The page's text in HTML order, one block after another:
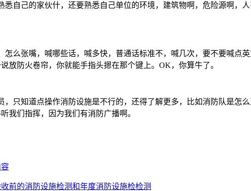
悉自己的家伙什，还要熟悉自己单位的环境，建筑物啊，危险源啊，
怎么张嘴，喊哪些话，喊多快，普通话标准不，喊几次，要不要喊
放防火卷帘，你就能手指头摁在那个键上。OK，你算牛了。
，只知道点操作消防设施是不行的，还得了解更多，比如消防队是
我们指挥，因为我们有消防广播啊。
前的消防设施检测和年度消防设施检检测